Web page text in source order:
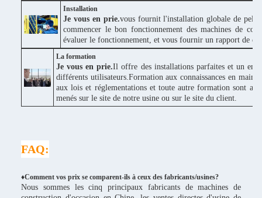
Installation
Je vous en prie.vous fournit l'installation globale de
commencer le bon fonctionnement des machines de
évaluer le fonctionnement, et vous fournir un rapport de
La formation
Je vous en prie.Il offre des installations parfaites et un
différents utilisateurs.Formation aux connaissances en
aux lois et réglementations et toute autre formation sont
menés sur le site de notre usine ou sur le site du client.
FAQ:
♦Comment vos prix se comparent-ils à ceux des fabricants/usines?
Nous sommes les cinq principaux fabricants de machines de